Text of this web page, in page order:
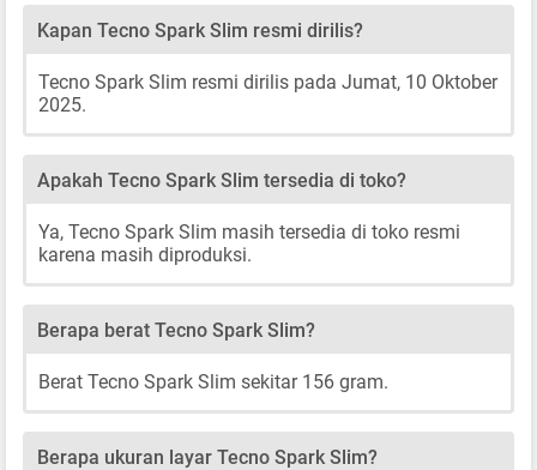
Kapan Tecno Spark Slim resmi dirilis?
Tecno Spark Slim resmi dirilis pada Jumat, 10 Oktober
2025.
Apakah Tecno Spark Slim tersedia di toko?
Ya, Tecno Spark Slim masih tersedia di toko resmi
karena masih diproduksi.
Berapa berat Tecno Spark Slim?
Berat Tecno Spark Slim sekitar 156 gram.
Berapa ukuran layar Tecno Spark Slim?